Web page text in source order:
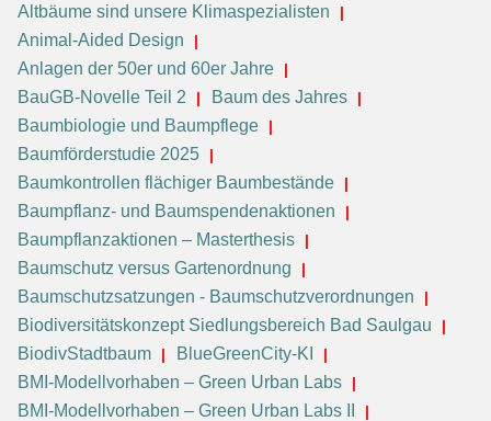
Altbäume sind unsere Klimaspezialisten
Animal-Aided Design
Anlagen der 50er und 60er Jahre
BauGB-Novelle Teil 2
Baum des Jahres
Baumbiologie und Baumpflege
Baumförderstudie 2025
Baumkontrollen flächiger Baumbestände
Baumpflanz- und Baumspendenaktionen
Baumpflanzaktionen – Masterthesis
Baumschutz versus Gartenordnung
Baumschutzsatzungen - Baumschutzverordnungen
Biodiversitätskonzept Siedlungsbereich Bad Saulgau
BiodivStadtbaum
BlueGreenCity-KI
BMI-Modellvorhaben – Green Urban Labs
BMI-Modellvorhaben – Green Urban Labs II